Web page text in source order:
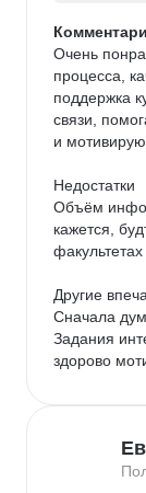
Очень
процесса,
поддержка
связи,
и
Недостатки
Объём
кажется,
Другие
Сначала
Задания
здорово
если
обучения